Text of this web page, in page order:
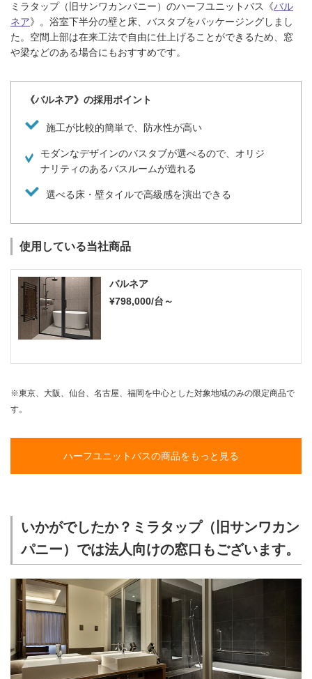
ミラタップ（旧サンワカンパニー）のハーフユニットバス《バル
ネア》。浴室下半分の壁と床、バスタブをパッケージングしまし
た。空間上部は在来工法で自由に仕上げることができるため、窓
や梁などのある場合にもおすすめです。
《バルネア》の採用ポイント
施工が比較的簡単で、防水性が高い
モダンなデザインのバスタブが選べるので、オリジ
ナリティのあるバスルームが造れる
選べる床・壁タイルで高級感を演出できる
使用している当社商品
バルネア
¥798,000/台～
※東京、大阪、仙台、名古屋、福岡を中心とした対象地域のみの限定商品で
す。
ハーフユニットバスの商品をもっと見る
いかがでしたか？ミラタップ（旧サンワカン
パニー）では法人向けの窓口もございます。